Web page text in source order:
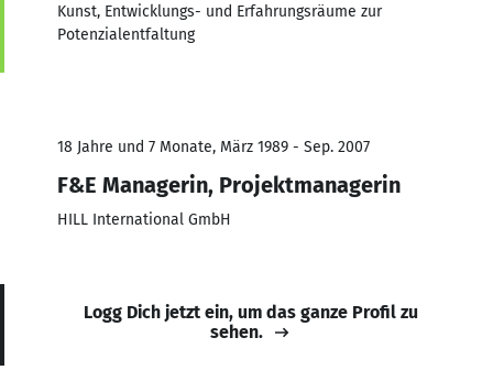
Kunst, Entwicklungs- und Erfahrungsräume zur
Potenzialentfaltung
18 Jahre und 7 Monate, März 1989 - Sep. 2007
F&E Managerin, Projektmanagerin
HILL International GmbH
Logg Dich jetzt ein, um das ganze Profil zu
sehen.